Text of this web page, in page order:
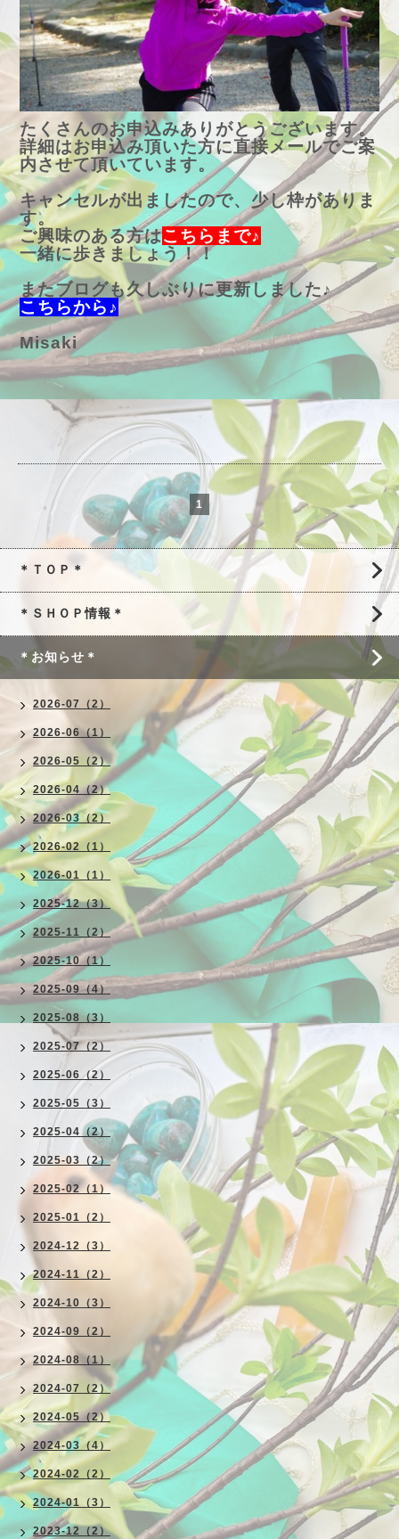
たくさんのお申込みありがとうございます。
詳細はお申込み頂いた方に直接メールでご案
内させて頂いています。
キャンセルが出ましたので、少し枠がありま
す。
ご興味のある方はこちらまで♪
一緒に歩きましょう！！
またブログも久しぶりに更新しました♪
こちらから♪
Misaki
1
＊ＴＯＰ＊
＊ＳＨＯＰ情報＊
＊お知らせ＊
2026-07（2）
2026-06（1）
2026-05（2）
2026-04（2）
2026-03（2）
2026-02（1）
2026-01（1）
2025-12（3）
2025-11（2）
2025-10（1）
2025-09（4）
2025-08（3）
2025-07（2）
2025-06（2）
2025-05（3）
2025-04（2）
2025-03（2）
2025-02（1）
2025-01（2）
2024-12（3）
2024-11（2）
2024-10（3）
2024-09（2）
2024-08（1）
2024-07（2）
2024-05（2）
2024-03（4）
2024-02（2）
2024-01（3）
2023-12（2）